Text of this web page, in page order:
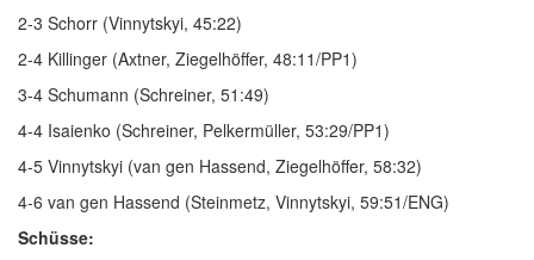
2-3 Schorr (Vinnytskyi, 45:22)
2-4 Killinger (Axtner, Ziegelhöffer, 48:11/PP1)
3-4 Schumann (Schreiner, 51:49)
4-4 Isaienko (Schreiner, Pelkermüller, 53:29/PP1)
4-5 Vinnytskyi (van gen Hassend, Ziegelhöffer, 58:32)
4-6 van gen Hassend (Steinmetz, Vinnytskyi, 59:51/ENG)
Schüsse: